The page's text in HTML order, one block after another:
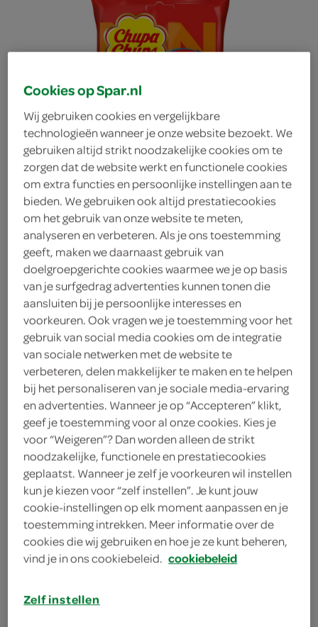
Chupa Chups lolly
Chupa Chups
2.
79
20 Stuks
Let op: aanbiedingen zijn niet zichtbaar bij de
producten, maar worden wél automatisch
verwerkt in de winkelmand.
Cookies op Spar.nl
Wij gebruiken cookies en vergelijkbare
technologieën wanneer je onze website bezoekt. We
gebruiken altijd strikt noodzakelijke cookies om te
zorgen dat de website werkt en functionele cookies
om extra functies en persoonlijke instellingen aan te
bieden. We gebruiken ook altijd prestatiecookies
om het gebruik van onze website te meten,
analyseren en verbeteren. Als je ons toestemming
geeft, maken we daarnaast gebruik van
doelgroepgerichte cookies waarmee we je op basis
van je surfgedrag advertenties kunnen tonen die
aansluiten bij je persoonlijke interesses en
voorkeuren. Ook vragen we je toestemming voor het
gebruik van social media cookies om de integratie
van sociale netwerken met de website te
verbeteren, delen makkelijker te maken en te helpen
bij het personaliseren van je sociale media-ervaring
en advertenties. Wanneer je op “Accepteren” klikt,
geef je toestemming voor al onze cookies. Kies je
voor “Weigeren”? Dan worden alleen de strikt
noodzakelijke, functionele en prestatiecookies
geplaatst. Wanneer je zelf je voorkeuren wil instellen
kun je kiezen voor “zelf instellen”. Je kunt jouw
cookie-instellingen op elk moment aanpassen en je
toestemming intrekken. Meer informatie over de
cookies die wij gebruiken en hoe je ze kunt beheren,
vind je in ons cookiebeleid. cookiebeleid
Zelf instellen